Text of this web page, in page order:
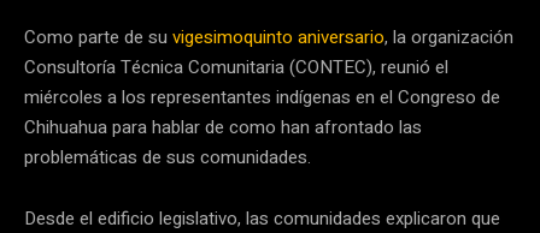
Como parte de su vigesimoquinto aniversario, la organización
Consultoría Técnica Comunitaria (CONTEC), reunió el
miércoles a los representantes indígenas en el Congreso de
Chihuahua para hablar de como han afrontado las
problemáticas de sus comunidades.
Desde el edificio legislativo, las comunidades explicaron que